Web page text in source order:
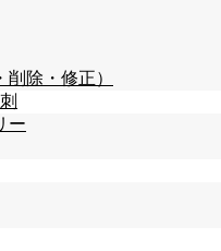
除・修正）
ー